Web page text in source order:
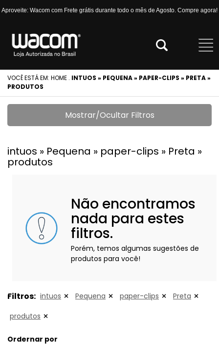
Aproveite: Wacom com Frete grátis durante todo o mês de Agosto. Compre agora!
VOCÊ ESTÁ EM: HOME . INTUOS » PEQUENA » PAPER-CLIPS » PRETA »
PRODUTOS
Mostrar/Ocultar Filtros
intuos » Pequena » paper-clips » Preta »
produtos
Não encontramos
nada para estes
filtros.
Porém, temos algumas sugestões de
produtos para você!
Filtros: intuos Pequena paper-clips Preta
produtos
Ordernar por